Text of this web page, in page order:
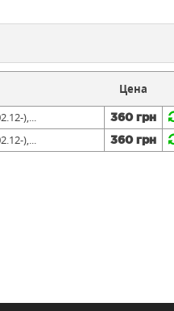
Цена
),... 360 грн
),... 360 грн